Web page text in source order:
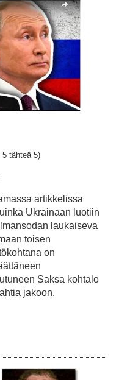
5 tähteä 5)
artikkelissa
Ukrainaan luotiin
laukaiseva
toisen
on
Saksa kohtalo
jakoon.